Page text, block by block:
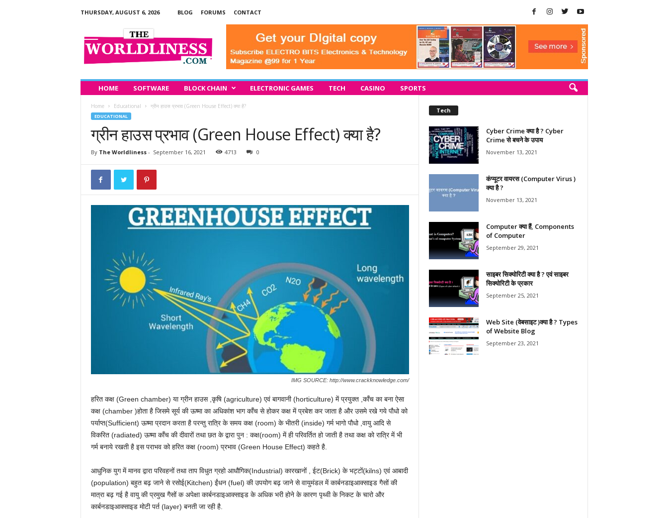
THURSDAY, AUGUST 6, 2026 BLOG FORUMS
CONTACT
W
d
HOME SOFTWARE BLOCK CHAIN ELECTRONIC GAMES TECH CASINO SPORTS
Home Educational ग्रीन हाउस प्रभाव (Green House Effect) क्या है?
EDUCATIONAL
ग्रीन हाउस प्रभाव (Green House Effect) क्या है?
By The Worldliness- September 16, 2021 4713 0
IMG SOURCE: http://www.crackknowledge.com/
हरित कक्ष (Green chamber) या ग्रीन हाउस ,कृषि (agriculture) एवं बागवानी (horticulture) में प्रयुक्त ,काँच का बना ऐसा
कक्ष (chamber )होता है जिसमे सूर्य की ऊष्मा का अधिकांश भाग काँच से होकर कक्ष में प्रबेश कर जाता है और उसमे रखे गये पौधो को
पर्याप्त(Sufficient) ऊष्मा प्रदान करता है परन्तु रात्रि के समय कक्ष (room) के भीतरी (inside) गर्म भागो पौधो ,वायु आदि से
विकरित (radiated) ऊष्मा काँच की दीवारों तथा छत के द्वारा पुन : कक्ष(room) में ही परिवर्तित हो जाती है तथा कक्ष को रात्रि में भी
गर्म बनाये रखती है इस पराभव को हरित कक्ष (room) प्रभाव (Green House Effect) कहते है.
आधुनिक युग में मानव द्वारा परिवहनों तथा ताप विधुत ग्रहो आधौगिक(Industrial) कारखानों , ईट(Brick) के भट्टों(kilns) एवं आबादी
(population) बहुत बढ़ जाने से रसोई(Kitchen) ईंधन (fuel) की उपयोग बढ़ जाने से वायुमंडल में कार्बनडाइआक्साइड गैसों की
मात्रा बढ़ गई है वायु की प्रमुख गैसों क अपेक्षा कार्बनडाइआक्साइड के अधिक भरी होने के कारण पृथ्वी के निकट के चारो और
कार्बनडाइआक्साइड मोटी पर्त (layer) बनती जा रही है.
Tech
Cyber Crime क्या है ? Cyber
Crime से बचने के उपाय
November 13, 2021
कंप्यूटर वायरस (Computer Virus )
क्या है ?
November 13, 2021
Computer क्या हैं, Components
of Computer
September 29, 2021
साइबर सिक्योरिटी क्या है ? एवं साइबर
सिक्योरिटी के प्रकार
September 25, 2021
Web Site (वेबसाइट )क्या है ? Types
of Website Blog
September 23, 2021